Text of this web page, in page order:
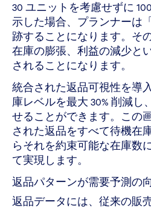
30 ユニットを考慮せずに
示した場合、プランナーは
跡することになります。そ
在庫の膨張、利益の減少と
されることになります。
統合された返品可視性を導
庫レベルを最大 30% 削減し
せることができます。この
された返品をすべて待機在
らそれを約束可能な在庫数
て実現します。
返品パターンが需要予測の
返品データには、従来の販